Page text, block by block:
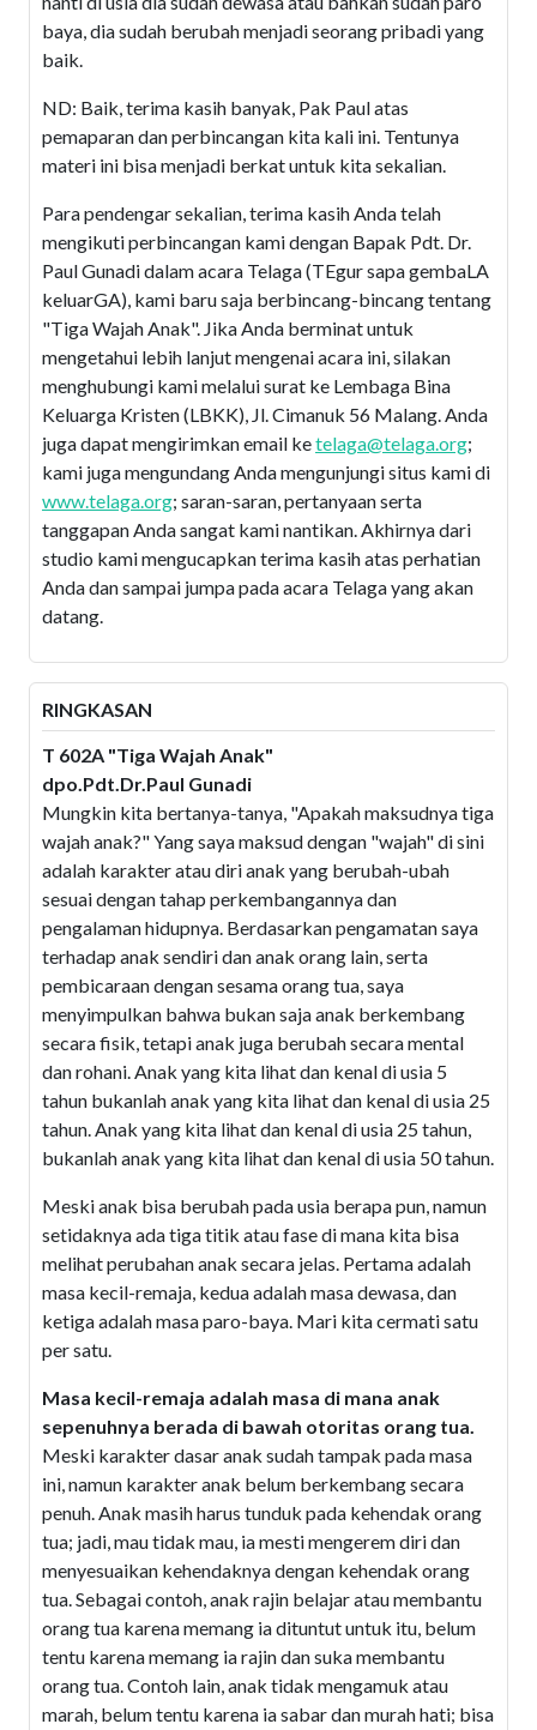
baya, dia sudah berubah menjadi seorang pribadi yang
baik.
ND: Baik, terima kasih banyak, Pak Paul atas
pemaparan dan perbincangan kita kali ini. Tentunya
materi ini bisa menjadi berkat untuk kita sekalian.
Para pendengar sekalian, terima kasih Anda telah
mengikuti perbincangan kami dengan Bapak Pdt. Dr.
Paul Gunadi dalam acara Telaga (TEgur sapa gembaLA
keluarGA), kami baru saja berbincang-bincang tentang
"Tiga Wajah Anak". Jika Anda berminat untuk
mengetahui lebih lanjut mengenai acara ini, silakan
menghubungi kami melalui surat ke Lembaga Bina
Keluarga Kristen (LBKK), Jl. Cimanuk 56 Malang. Anda
juga dapat mengirimkan email ketelaga@telaga.org;
kami juga mengundang Anda mengunjungi situs kami di
www.telaga.org; saran-saran, pertanyaan serta
tanggapan Anda sangat kami nantikan. Akhirnya dari
studio kami mengucapkan terima kasih atas perhatian
Anda dan sampai jumpa pada acara Telaga yang akan
datang.
RINGKASAN
T 602A "Tiga Wajah Anak"
dpo.Pdt.Dr.Paul Gunadi
Mungkin kita bertanya-tanya, "Apakah maksudnya tiga
wajah anak?" Yang saya maksud dengan "wajah" di sini
adalah karakter atau diri anak yang berubah-ubah
sesuai dengan tahap perkembangannya dan
pengalaman hidupnya. Berdasarkan pengamatan saya
terhadap anak sendiri dan anak orang lain, serta
pembicaraan dengan sesama orang tua, saya
menyimpulkan bahwa bukan saja anak berkembang
secara fisik, tetapi anak juga berubah secara mental
dan rohani. Anak yang kita lihat dan kenal di usia 5
tahun bukanlah anak yang kita lihat dan kenal di usia 25
tahun. Anak yang kita lihat dan kenal di usia 25 tahun,
bukanlah anak yang kita lihat dan kenal di usia 50 tahun.
Meski anak bisa berubah pada usia berapa pun, namun
setidaknya ada tiga titik atau fase di mana kita bisa
melihat perubahan anak secara jelas. Pertama adalah
masa kecil-remaja, kedua adalah masa dewasa, dan
ketiga adalah masa paro-baya. Mari kita cermati satu
per satu.
Masa kecil-remaja adalah masa di mana anak
sepenuhnya berada di bawah otoritas orang tua.
Meski karakter dasar anak sudah tampak pada masa
ini, namun karakter anak belum berkembang secara
penuh. Anak masih harus tunduk pada kehendak orang
tua; jadi, mau tidak mau, ia mesti mengerem diri dan
menyesuaikan kehendaknya dengan kehendak orang
tua. Sebagai contoh, anak rajin belajar atau membantu
orang tua karena memang ia dituntut untuk itu, belum
tentu karena memang ia rajin dan suka membantu
orang tua. Contoh lain, anak tidak mengamuk atau
marah, belum tentu karena ia sabar dan murah hati; bisa